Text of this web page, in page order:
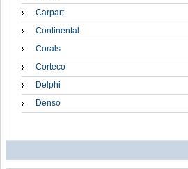
Carpart
Continental
Corals
Corteco
Delphi
Denso